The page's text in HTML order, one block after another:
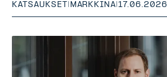
KATSAUKSET | MARKKINA|17.06.2026